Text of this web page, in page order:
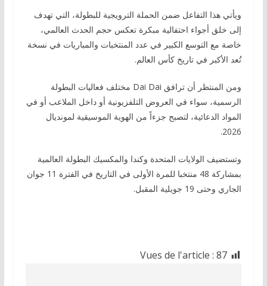
ويأتي هذا التفاعل ضمن الحملة الترويجية للبطولة، التي تهدف
إلى خلق أجواء احتفالية مبكرة تعكس حجم الحدث العالمي،
خاصة مع التوسع الكبير في عدد المنتخبات والمباريات في نسخة
تُعد الأكبر في تاريخ كأس العالم.
ومن المنتظر أن ترافق Dai Dai مختلف فعاليات البطولة
الرسمية، سواء في العروض التلفزيونية أو داخل الملاعب أو في
المواد الدعائية، لتصبح جزءاً من الهوية الموسيقية لمونديال
2026.
وتستضيف الولايات المتحدة وكندا والمكسيك البطولة العالمية
بمشاركة 48 منتخبا للمرة الأولى في التاريخ في الفترة 11 جوان
الجاري وحتى 19 جويلية المقبل.
Vues de l'article : 87